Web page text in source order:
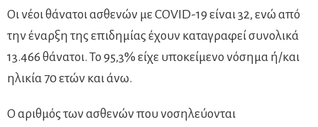
Οι νέοι θάνατοι ασθενών με COVID-19 είναι 32, ενώ από
την έναρξη της επιδημίας έχουν καταγραφεί συνολικά
13.466 θάνατοι. Το 95,3% είχε υποκείμενο νόσημα ή/και
ηλικία 70 ετών και άνω.
Ο αριθμός των ασθενών που νοσηλεύονται